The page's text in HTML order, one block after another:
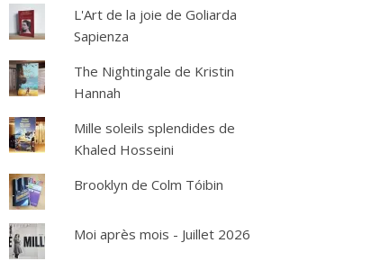
L'Art de la joie de Goliarda
Sapienza
The Nightingale de Kristin
Hannah
Mille soleils splendides de
Khaled Hosseini
Brooklyn de Colm Tóibin
Moi après mois - Juillet 2026